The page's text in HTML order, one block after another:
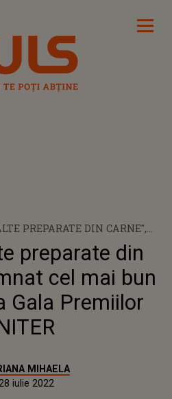
PREPARATE DIN CARNE'',
MAI BUN SPECTACOL LA
UNITER
preparate din
cel mai bun
Gala Premiilor
MIHAELA
iulie 2022